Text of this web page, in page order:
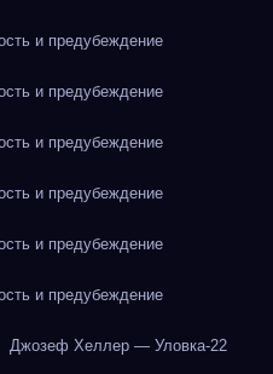
и предубеждение
и предубеждение
и предубеждение
и предубеждение
и предубеждение
и предубеждение
Джозеф Хеллер — Уловка-22